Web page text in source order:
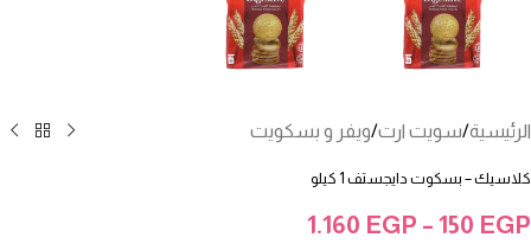
الرئيسية/سويت ارت/ويفر و بسكويت
كلاسيك – بسكوت دايجستف 1 كيلو
150 EGP
–
1.160 EGP